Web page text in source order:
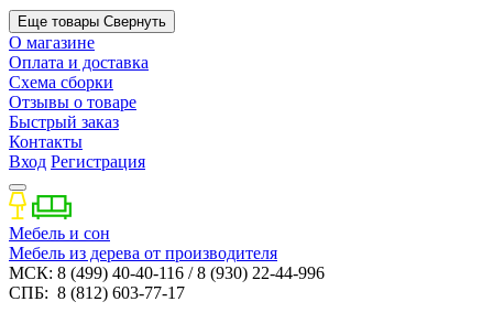
Еще товары Свернуть
О магазине
Оплата и доставка
Схема сборки
Отзывы о товаре
Быстрый заказ
Контакты
Вход Регистрация
Мебель и сон
Мебель из дерева от производителя
МСК: 8 (499) 40-40-116 / 8 (930) 22-44-996
СПБ: 8 (812) 603-77-17